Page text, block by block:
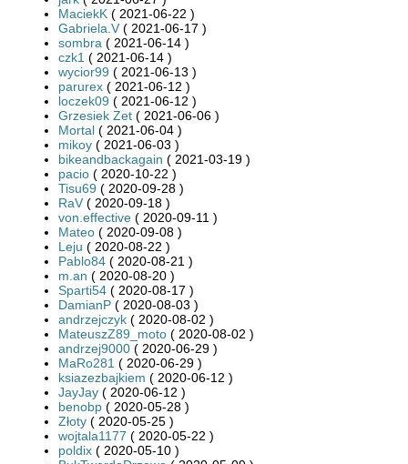
MaciekK ( 2021-06-22 )
Gabriela.V ( 2021-06-17 )
sombra ( 2021-06-14 )
czk1 ( 2021-06-14 )
wycior99 ( 2021-06-13 )
parurex ( 2021-06-12 )
loczek09 ( 2021-06-12 )
Grzesiek Zet ( 2021-06-06 )
Mortal ( 2021-06-04 )
mikoy ( 2021-06-03 )
bikeandbackagain ( 2021-03-19 )
pacio ( 2020-10-22 )
Tisu69 ( 2020-09-28 )
RaV ( 2020-09-18 )
von.effective ( 2020-09-11 )
Mateo ( 2020-09-08 )
Leju ( 2020-08-22 )
Pablo84 ( 2020-08-21 )
m.an ( 2020-08-20 )
Sparti54 ( 2020-08-17 )
DamianP ( 2020-08-03 )
andrzejczyk ( 2020-08-02 )
MateuszZ89_moto ( 2020-08-02 )
andrzej9000 ( 2020-06-29 )
MaRo281 ( 2020-06-29 )
ksiazezbajkiem ( 2020-06-12 )
JayJay ( 2020-06-12 )
benobp ( 2020-05-28 )
Złoty ( 2020-05-25 )
wojtala1177 ( 2020-05-22 )
poldix ( 2020-05-10 )